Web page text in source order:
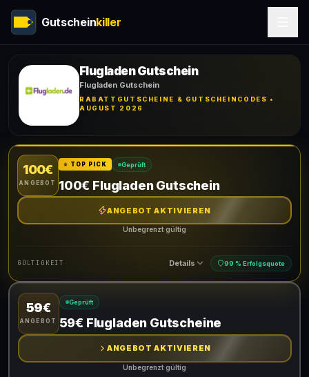
Gutscheinkiller
Flugladen Gutschein
Flugladen Gutschein
RABATTGUTSCHEINE & GUTSCHEINCODES •
AUGUST 2026
100€
ANGEBOT
⭐ TOP PICK Geprüft
100€ Flugladen Gutschein
ANGEBOT AKTIVIEREN
Unbegrenzt gültig
GÜLTIGKEIT Details 99 % Erfolgsquote
Gültig für teilnehmende Produkte
59€
ANGEBOT
Geprüft
59€ Flugladen Gutscheine
ANGEBOT AKTIVIEREN
Unbegrenzt gültig